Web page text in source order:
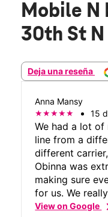
Mobile N
30th St N
Deja una reseña
Anna Mansy
15
We had a lot
line from a
different
Obinna was
making sure
for us. We
View on Google